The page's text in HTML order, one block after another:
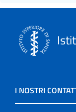
I NOSTRI